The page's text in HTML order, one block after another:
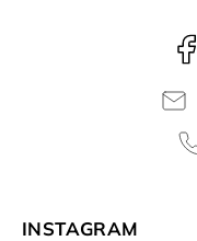
INSTAGRAM